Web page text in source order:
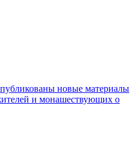
новые материалы
и монашествующих о